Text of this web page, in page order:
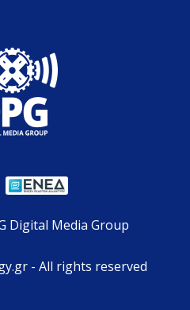
Digital Media Group
- All rights reserved